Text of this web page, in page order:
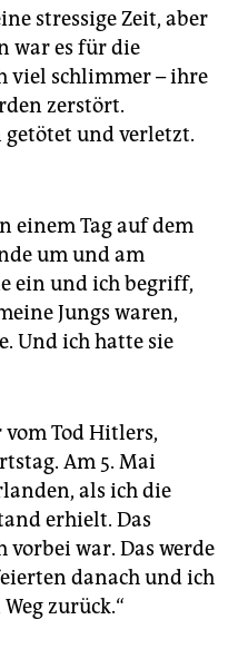
stressige Zeit, aber
war es für die
viel schlimmer – ihre
zerstört.
und verletzt.
einem Tag auf dem
um und am
ein und ich begriff,
Jungs waren,
Und ich hatte sie
Tod Hitlers,
Am 5. Mai
als ich die
erhielt. Das
vorbei war. Das werde
danach und ich
zurück.“